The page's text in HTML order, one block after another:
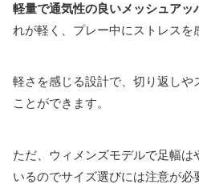
軽量で通気性の良いメッシュアッ
れが軽く、プレー中にストレスを
軽さを感じる設計で、切り返しや
ことができます。
ただ、ウィメンズモデルで足幅は
いるのでサイズ選びには注意が必